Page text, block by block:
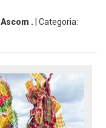
Ascom . | Categoria: